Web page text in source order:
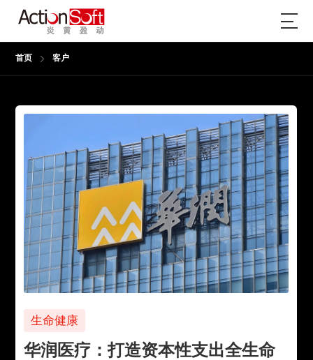
首页 客户
生命健康
华润医疗：打造资本性支出全生命